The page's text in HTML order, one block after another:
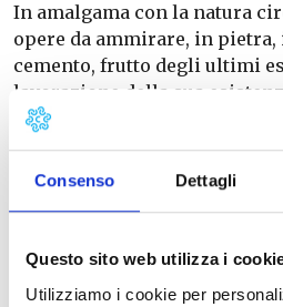
Consenso Dettagli
Questo sito web utilizza i
Utilizziamo i cookie per
In amalgama con la natura
opere da ammirare, in
cemento, frutto degli ultimi
lavorazione della sua
A fianco del giardino un
esercizi di stile, bozzetti per
preparatorio con il gesso e